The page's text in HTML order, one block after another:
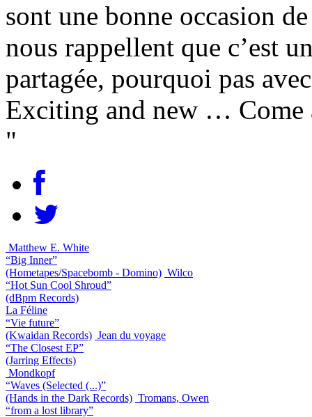
sont une bonne occasion
nous rappellent que c’est
partagée, pourquoi pas
Exciting and new … Come
"
Matthew E. White
“Big Inner”
(Hometapes/Spacebomb - Domino) Wilco
“Hot Sun Cool Shroud”
(dBpm Records)
La Féline
“Vie future”
(Kwaidan Records) Jean du voyage
“The Closest EP”
(Jarring Effects)
Mondkopf
“Waves (Selected (...)”
(Hands in the Dark Records) Tromans, Owen
“from a lost library”